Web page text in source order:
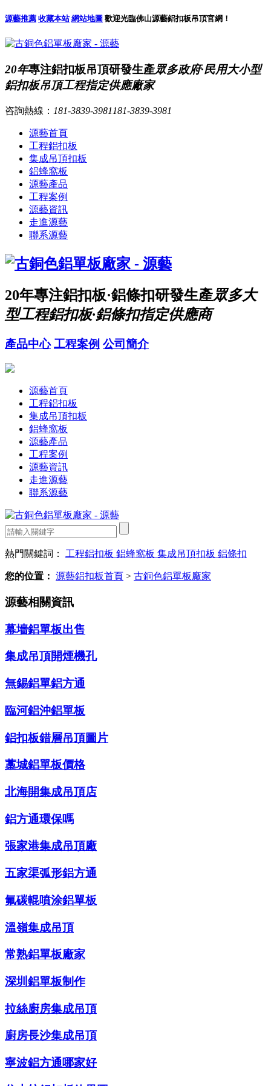
源藝推薦 收藏本站 網站地圖 歡迎光臨佛山源藝鋁扣板吊頂官網！
20年專注鋁扣板吊頂研發生產眾多政府·民用大小型
鋁扣板吊頂工程指定供應廠家
咨詢熱線： 181-3839-3981 181-3839-3981
源藝首頁
工程鋁扣板
集成吊頂扣板
鋁蜂窩板
源藝產品
工程案例
源藝資訊
走進源藝
聯系源藝
20年專注鋁扣板·鋁條扣研發生產眾多大
型工程鋁扣板·鋁條扣指定供應商
產品中心 工程案例 公司簡介
源藝首頁
工程鋁扣板
集成吊頂扣板
鋁蜂窩板
源藝產品
工程案例
源藝資訊
走進源藝
聯系源藝
熱門關鍵詞： 工程鋁扣板 鋁蜂窩板 集成吊頂扣板 鋁條扣
您的位置： 源藝鋁扣板首頁 > 古銅色鋁單板廠家
源藝相關資訊
幕墻鋁單板出售
集成吊頂開煙機孔
無錫鋁單鋁方通
臨河鋁沖鋁單板
鋁扣板錯層吊頂圖片
藁城鋁單板價格
北海開集成吊頂店
鋁方通環保嗎
張家港集成吊頂廠
五家渠弧形鋁方通
氟碳輥噴涂鋁單板
溫嶺集成吊頂
常熟鋁單板廠家
深圳鋁單板制作
拉絲廚房集成吊頂
廚房長沙集成吊頂
寧波鋁方通哪家好